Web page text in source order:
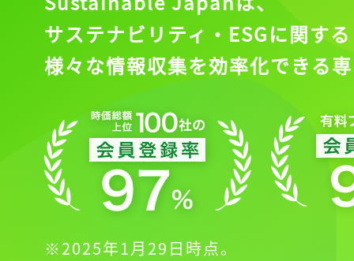
サステナビリティ・ESGに関する
様々な情報収集を効率化できる
※2025年1月29日時点。